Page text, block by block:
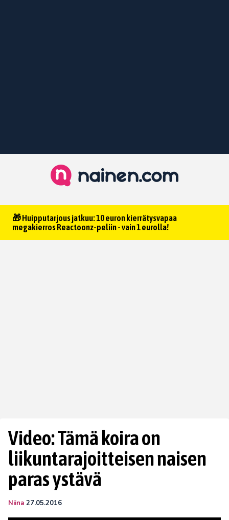
🎁 Huipputarjous jatkuu: 10 euron kierrätysvapaa
megakierros Reactoonz-peliin - vain 1 eurolla!
Video: Tämä koira on
liikuntarajoitteisen naisen
paras ystävä
Niina 27.05.2016